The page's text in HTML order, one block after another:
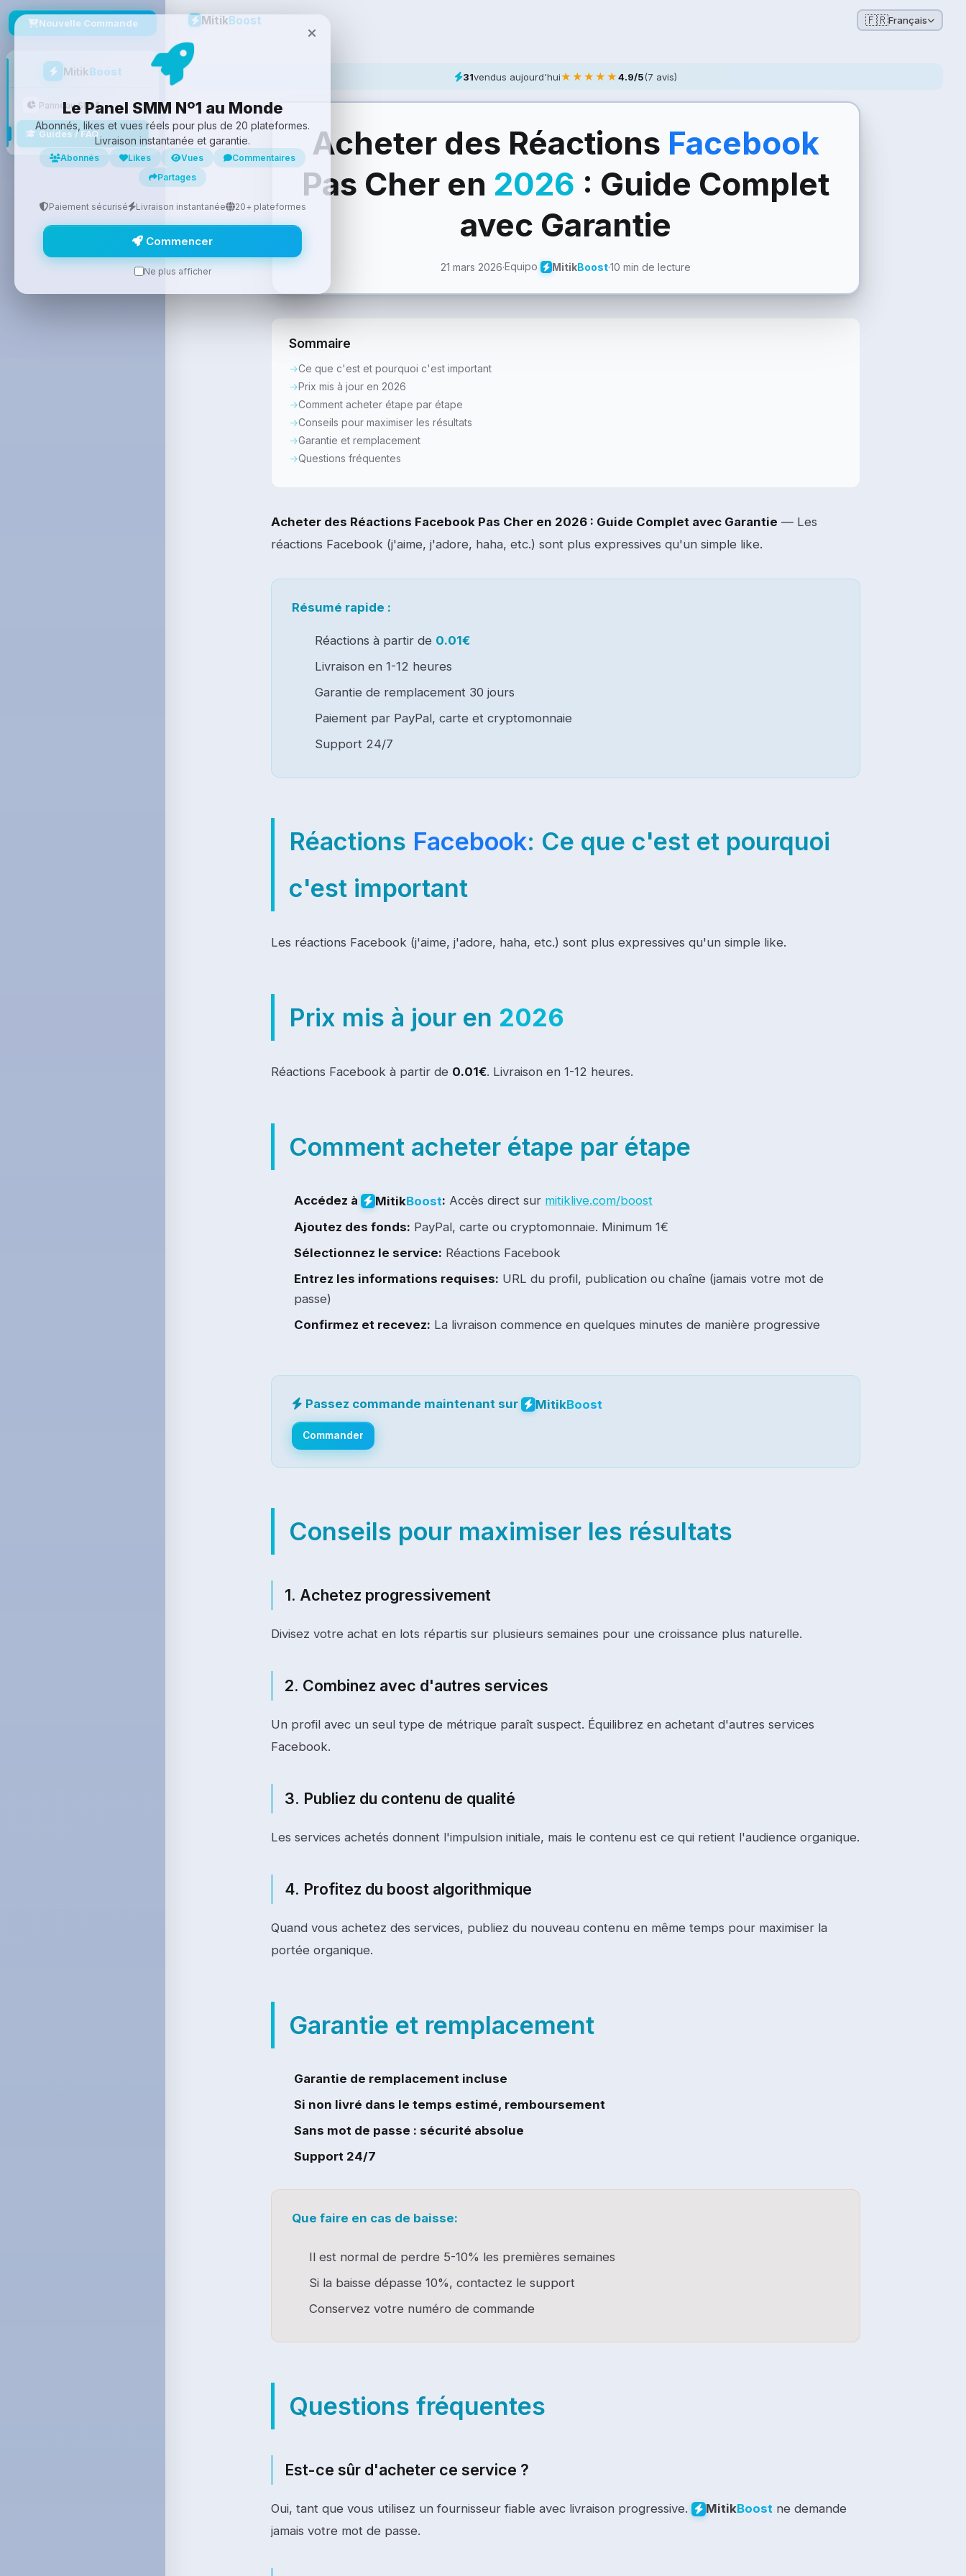
Nouvelle Commande
MitikBoost
Panneau SMM
Guides / FAQ
MitikBoost 🇫🇷Français
31vendus aujourd'hui★★★★★4.9/5(7 avis)
Acheter des Réactions Facebook
Pas Cher en 2026 : Guide Complet
avec Garantie
21 mars 2026·Equipo MitikBoost·10 min de lecture
Sommaire
Ce que c'est et pourquoi c'est important
Prix mis à jour en 2026
Comment acheter étape par étape
Conseils pour maximiser les résultats
Garantie et remplacement
Questions fréquentes
Acheter des Réactions Facebook Pas Cher en 2026 : Guide Complet avec Garantie — Les
réactions Facebook (j'aime, j'adore, haha, etc.) sont plus expressives qu'un simple like.
Résumé rapide :
Réactions à partir de 0.01€
Livraison en 1-12 heures
Garantie de remplacement 30 jours
Paiement par PayPal, carte et cryptomonnaie
Support 24/7
Réactions Facebook: Ce que c'est et pourquoi
c'est important
Les réactions Facebook (j'aime, j'adore, haha, etc.) sont plus expressives qu'un simple like.
Prix mis à jour en 2026
Réactions Facebook à partir de 0.01€. Livraison en 1-12 heures.
Comment acheter étape par étape
Accédez à MitikBoost: Accès direct sur mitiklive.com/boost
Ajoutez des fonds: PayPal, carte ou cryptomonnaie. Minimum 1€
Sélectionnez le service: Réactions Facebook
Entrez les informations requises: URL du profil, publication ou chaîne (jamais votre mot de
passe)
Confirmez et recevez: La livraison commence en quelques minutes de manière progressive
Passez commande maintenant sur MitikBoost
Commander
Conseils pour maximiser les résultats
1. Achetez progressivement
Divisez votre achat en lots répartis sur plusieurs semaines pour une croissance plus naturelle.
2. Combinez avec d'autres services
Un profil avec un seul type de métrique paraît suspect. Équilibrez en achetant d'autres services
Facebook.
3. Publiez du contenu de qualité
Les services achetés donnent l'impulsion initiale, mais le contenu est ce qui retient l'audience organique.
4. Profitez du boost algorithmique
Quand vous achetez des services, publiez du nouveau contenu en même temps pour maximiser la
portée organique.
Garantie et remplacement
Garantie de remplacement incluse
Si non livré dans le temps estimé, remboursement
Sans mot de passe : sécurité absolue
Support 24/7
Que faire en cas de baisse:
Il est normal de perdre 5-10% les premières semaines
Si la baisse dépasse 10%, contactez le support
Conservez votre numéro de commande
Questions fréquentes
Est-ce sûr d'acheter ce service ?
Oui, tant que vous utilisez un fournisseur fiable avec livraison progressive. MitikBoost ne demande
jamais votre mot de passe.
Le Panel SMM Nº1 au Monde
Abonnés, likes et vues réels pour plus de 20 plateformes.
Livraison instantanée et garantie.
Abonnés Likes Vues
Commentaires
Partages
Paiement sécurisé Livraison instantanée 20+ plateformes
Commencer
Ne plus afficher